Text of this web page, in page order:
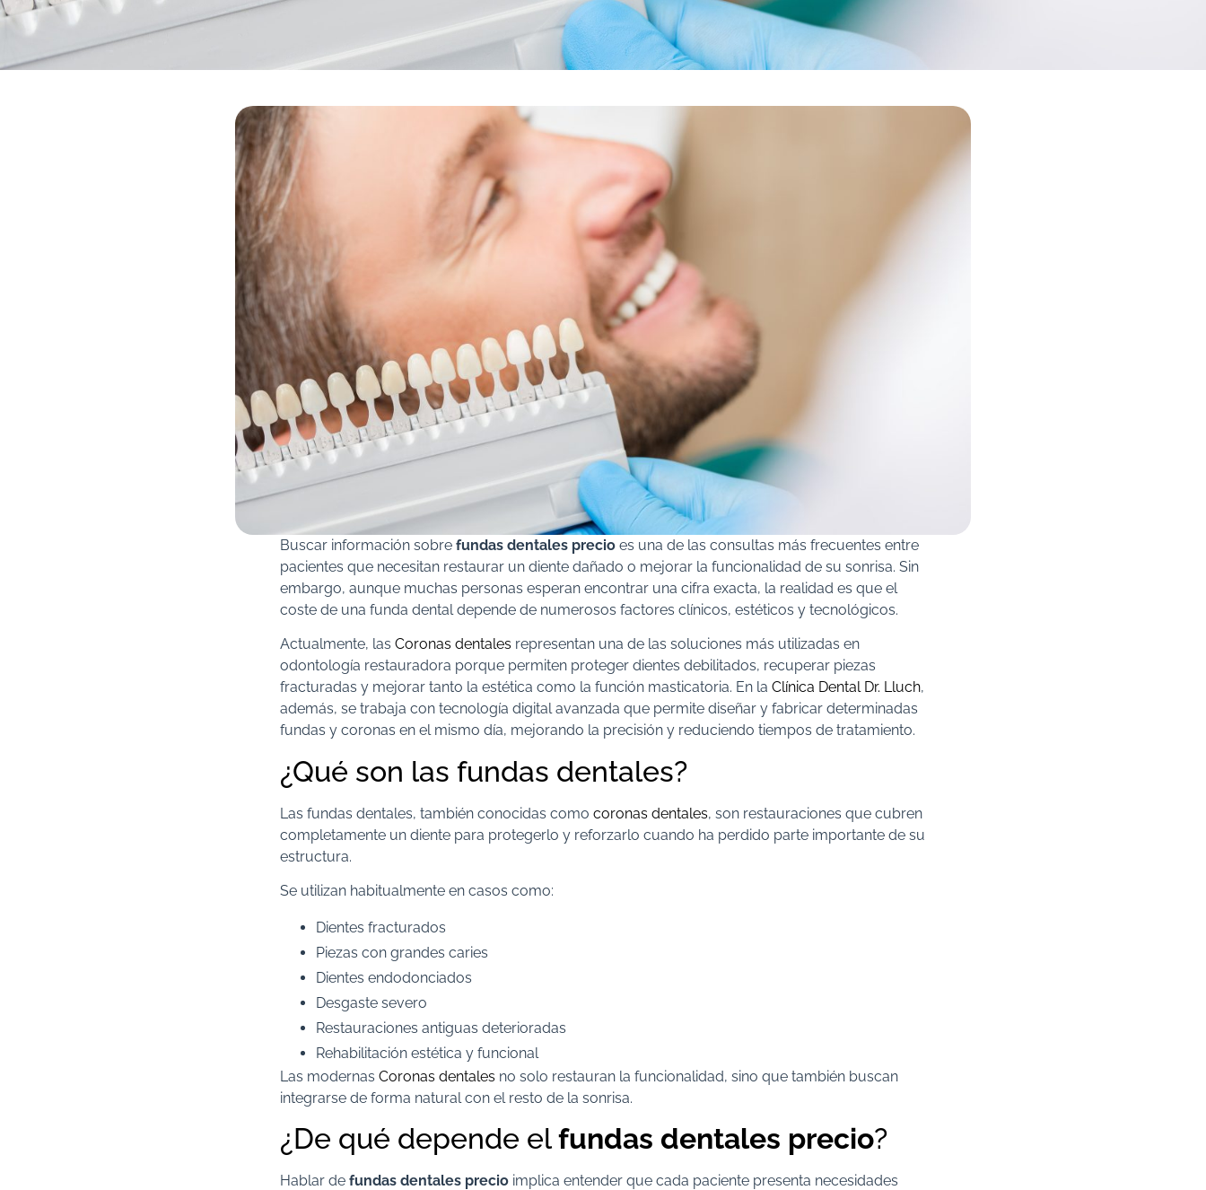
Buscar información sobre fundas dentales precio es una de las consultas más frecuentes entre
pacientes que necesitan restaurar un diente dañado o mejorar la funcionalidad de su sonrisa. Sin
embargo, aunque muchas personas esperan encontrar una cifra exacta, la realidad es que el
coste de una funda dental depende de numerosos factores clínicos, estéticos y tecnológicos.
Actualmente, las Coronas dentales representan una de las soluciones más utilizadas en
odontología restauradora porque permiten proteger dientes debilitados, recuperar piezas
fracturadas y mejorar tanto la estética como la función masticatoria. En la Clínica Dental Dr. Lluch,
además, se trabaja con tecnología digital avanzada que permite diseñar y fabricar determinadas
fundas y coronas en el mismo día, mejorando la precisión y reduciendo tiempos de tratamiento.
¿Qué son las fundas dentales?
Las fundas dentales, también conocidas como coronas dentales, son restauraciones que cubren
completamente un diente para protegerlo y reforzarlo cuando ha perdido parte importante de su
estructura.
Se utilizan habitualmente en casos como:
Dientes fracturados
Piezas con grandes caries
Dientes endodonciados
Desgaste severo
Restauraciones antiguas deterioradas
Rehabilitación estética y funcional
Las modernas Coronas dentales no solo restauran la funcionalidad, sino que también buscan
integrarse de forma natural con el resto de la sonrisa.
¿De qué depende elfundas dentales precio?
Hablar de fundas dentales precio implica entender que cada paciente presenta necesidades